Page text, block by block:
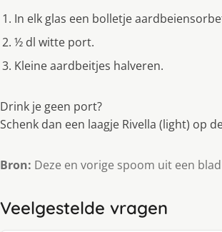
In elk glas een bolletje
½ dl witte port.
Kleine aardbeitjes halveren.
Drink je geen port?
Schenk dan een laagje Rivella (light) op
Bron: Deze en vorige spoom uit een
Veelgestelde vragen